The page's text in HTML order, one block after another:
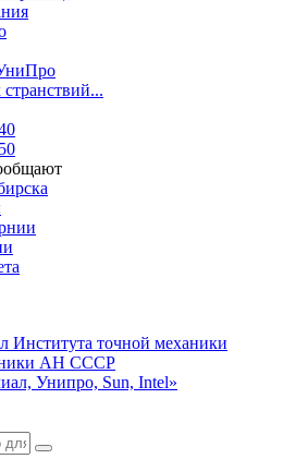
Института точной механики
АН СССР
Унипро, Sun, Intel»